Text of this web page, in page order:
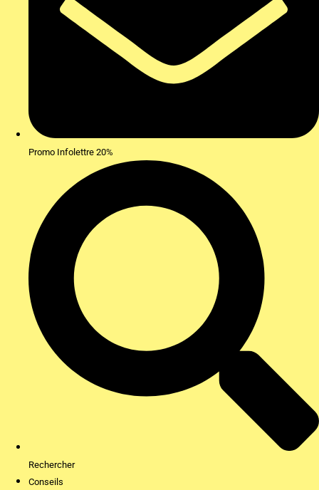
Promo Infolettre 20%
Rechercher
Conseils